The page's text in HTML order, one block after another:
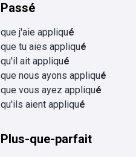
Passé
que j'aie appliqué
que tu aies appliqué
qu'il ait appliqué
que nous ayons appliqué
que vous ayez appliqué
qu'ils aient appliqué
Plus-que-parfait